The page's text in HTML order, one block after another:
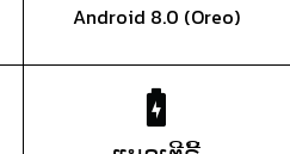
Android 8.0 (Oreo)